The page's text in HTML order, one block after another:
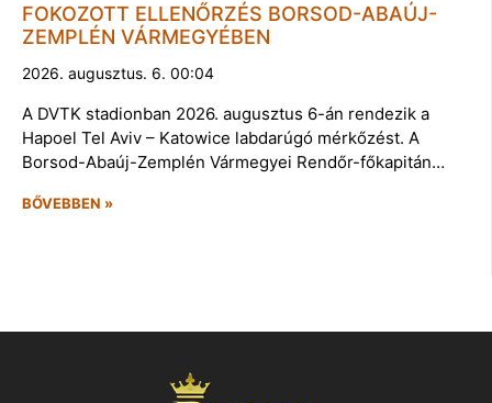
FOKOZOTT ELLENŐRZÉS BORSOD-ABAÚJ-
ZEMPLÉN VÁRMEGYÉBEN
2026. augusztus. 6. 00:04
A DVTK stadionban 2026. augusztus 6-án rendezik a
Hapoel Tel Aviv – Katowice labdarúgó mérkőzést. A
Borsod-Abaúj-Zemplén Vármegyei Rendőr-főkapitán…
BŐVEBBEN »